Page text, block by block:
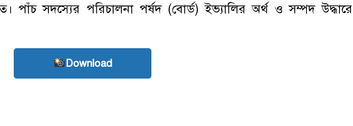
সদস্যের পরিচালনা পর্ষদ (বোর্ড) ইভ্যালির অর্থ ও সম্পদ উদ্ধারে
Download